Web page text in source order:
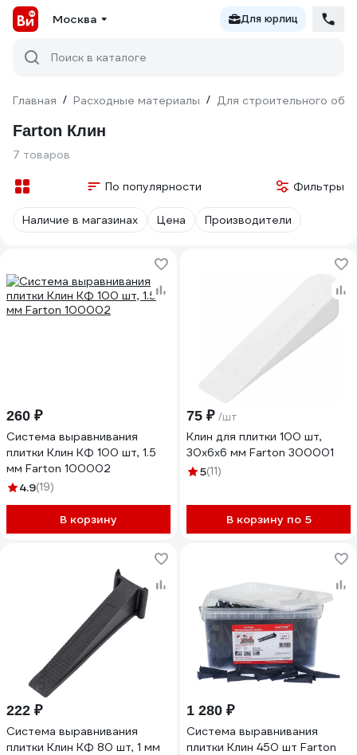
Москва Для юрлиц
Поиск в каталоге
Главная / Расходные материалы / Для строительного
Farton Клин
7 товаров
По популярности Фильтры
Наличие в магазинах Цена Производители
260 ₽
Система выравнивания
плитки Клин КФ 100 шт, 1.5
мм Farton 100002
4.9(19)
В корзину
75 ₽ /шт
Клин для плитки 100 шт,
30x6х6 мм Farton 300001
5(11)
В корзину по 5
222 ₽
Система выравнивания
плитки Клин КФ 80 шт, 1 мм
1 280 ₽
Система выравнивания
плитки Клин 450 шт Farton